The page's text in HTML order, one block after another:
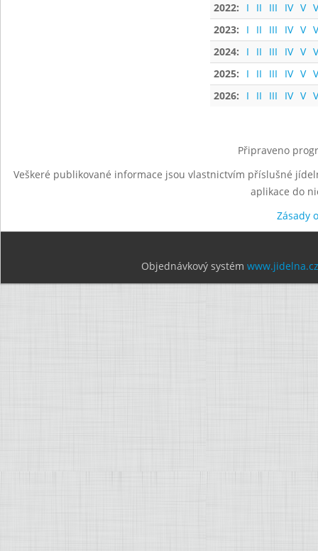
2022:
I II III IV V
2023:
I II III IV V
2024:
I II III IV V
2025:
I II III IV V
2026:
I II III IV V
Připraveno
Veškeré publikované informace jsou vlastnictvím příslušné
aplikace do
Zásady
Objednávkový systém www.jidelna.cz